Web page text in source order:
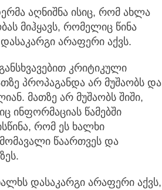
აღნიშნა ისიც, რომ ახლა
მიჰყავს, რომელიც წინა
არაფერი აქვს.
კრიტიკული
პროპაგანდა არ მუშაობს და
მათზე არ მუშაობს შიში,
ინფორმაციას წამებში
რომ ეს ხალხი
წაართვეს და
დასაკარგი არაფერი აქვს,